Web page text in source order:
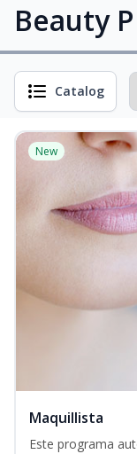
Beauty
Catalog
New
Maquillista
Este programa